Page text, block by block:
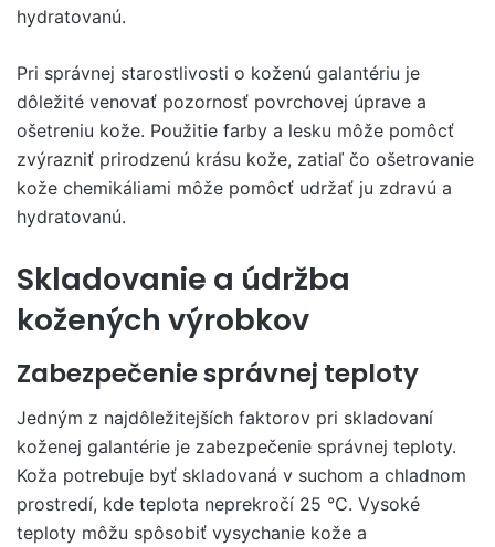
hydratovanú.
Pri správnej starostlivosti o koženú galantériu je
dôležité venovať pozornosť povrchovej úprave a
ošetreniu kože. Použitie farby a lesku môže pomôcť
zvýrazniť prirodzenú krásu kože, zatiaľ čo ošetrovanie
kože chemikáliami môže pomôcť udržať ju zdravú a
hydratovanú.
Skladovanie a údržba
kožených výrobkov
Zabezpečenie správnej teploty
Jedným z najdôležitejších faktorov pri skladovaní
koženej galantérie je zabezpečenie správnej teploty.
Koža potrebuje byť skladovaná v suchom a chladnom
prostredí, kde teplota neprekročí 25 °C. Vysoké
teploty môžu spôsobiť vysychanie kože a